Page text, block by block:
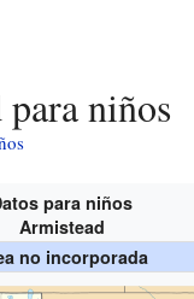
para niños
para niños
Armistead
no incorporada